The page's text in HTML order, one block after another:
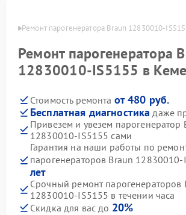
Ремонт парогенератора Braun 12830010-
Ремонт парогенератора
12830010-IS5155 в
Стоимость ремонта от 480 руб.
Бесплатная диагностика даже
Привезем и увезем парогенератор
12830010-IS5155 сами
Гарантия на наши работы по
парогенераторов Braun
лет
Срочный ремонт парогенераторов
12830010-IS5155 в течении часа
Скидка для вас до 20%